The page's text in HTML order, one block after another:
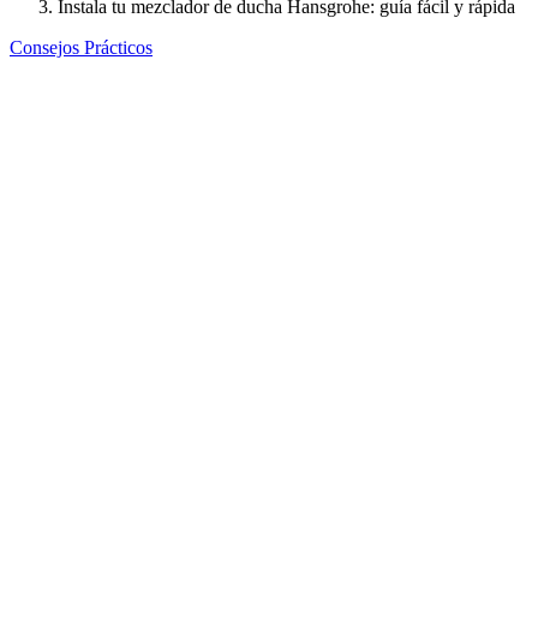
Instala tu mezclador de ducha Hansgrohe: guía fácil y rápida
Consejos Prácticos